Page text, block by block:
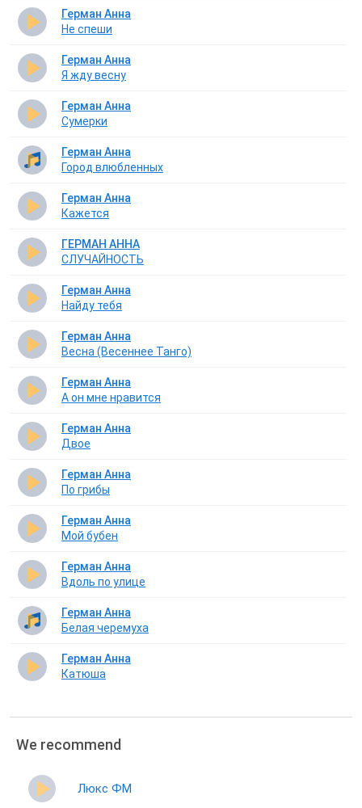
Герман Анна
Не спеши
Герман Анна
Я жду весну
Герман Анна
Сумерки
Герман Анна
Город влюбленных
Герман Анна
Кажется
ГЕРМАН АННА
СЛУЧАЙНОСТЬ
Герман Анна
Найду тебя
Герман Анна
Весна (Весеннее Танго)
Герман Анна
А он мне нравится
Герман Анна
Двое
Герман Анна
По грибы
Герман Анна
Мой бубен
Герман Анна
Вдоль по улице
Герман Анна
Белая черемуха
Герман Анна
Катюша
We recommend
Люкс ФМ